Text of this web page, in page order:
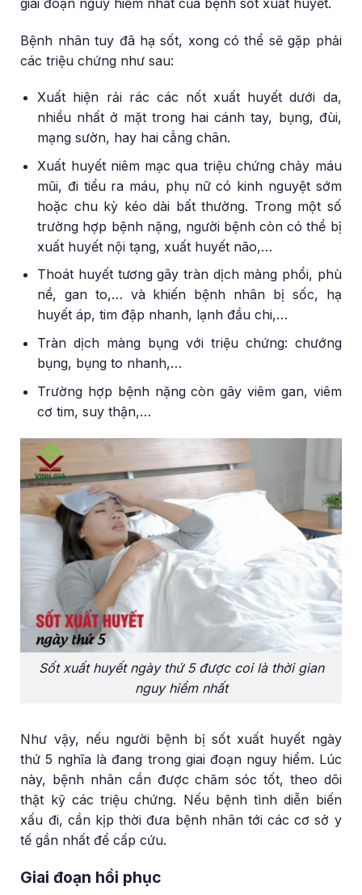
Bệnh nhân tuy đã hạ sốt, xong có thể sẽ gặp phải
các triệu chứng như sau:
Xuất hiện rải rác các nốt xuất huyết dưới da,
nhiều nhất ở mặt trong hai cánh tay, bụng, đùi,
mạng sườn, hay hai cẳng chân.
Xuất huyết niêm mạc qua triệu chứng chảy máu
mũi, đi tiểu ra máu, phụ nữ có kinh nguyệt sớm
hoặc chu kỳ kéo dài bất thường. Trong một số
trường hợp bệnh nặng, người bệnh còn có thể bị
xuất huyết nội tạng, xuất huyết não,…
Thoát huyết tương gây tràn dịch màng phổi, phù
nề, gan to,… và khiến bệnh nhân bị sốc, hạ
huyết áp, tim đập nhanh, lạnh đầu chi,…
Tràn dịch màng bụng với triệu chứng: chướng
bụng, bụng to nhanh,…
Trường hợp bệnh nặng còn gây viêm gan, viêm
cơ tim, suy thận,…
Sốt xuất huyết ngày thứ 5 được coi là thời gian
nguy hiểm nhất
Như vậy, nếu người bệnh bị sốt xuất huyết ngày
thứ 5 nghĩa là đang trong giai đoạn nguy hiểm. Lúc
này, bệnh nhân cần được chăm sóc tốt, theo dõi
thật kỹ các triệu chứng. Nếu bệnh tình diễn biến
xấu đi, cần kịp thời đưa bệnh nhân tới các cơ sở y
tế gần nhất để cấp cứu.
Giai đoạn hồi phục